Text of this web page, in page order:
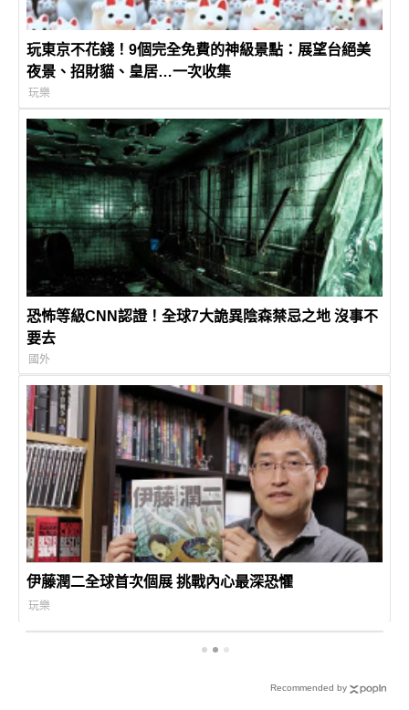
玩東京不花錢！9個完全免費的神級景點：展望台絕美
夜景、招財貓、皇居…一次收集
玩樂
恐怖等級CNN認證！全球7大詭異陰森禁忌之地 沒事不
要去
國外
伊藤潤二全球首次個展 挑戰內心最深恐懼
玩樂
Recommended by